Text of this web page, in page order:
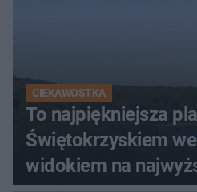
CIEKAWOSTKA
To najpiękniejsza
Świętokrzyskiem
widokiem na